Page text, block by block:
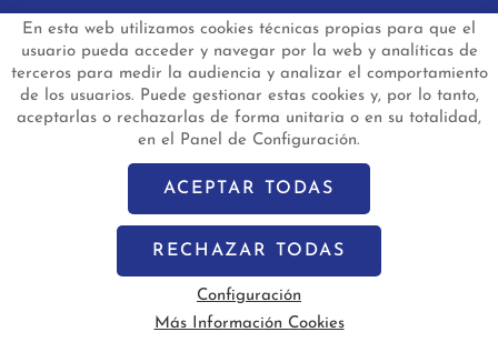
En esta web utilizamos cookies técnicas propias para que el
usuario pueda acceder y navegar por la web y analíticas de
terceros para medir la audiencia y analizar el comportamiento
de los usuarios. Puede gestionar estas cookies y, por lo tanto,
aceptarlas o rechazarlas de forma unitaria o en su totalidad,
en el Panel de Configuración.
ACEPTAR TODAS
RECHAZAR TODAS
Configuración
Más Información Cookies
Aviso Legal
Política de Privacidad de Datos
Política de Cookies
Configuración de Cookies
barconautas.com© 2024 - Diseño y programación por Edina.es